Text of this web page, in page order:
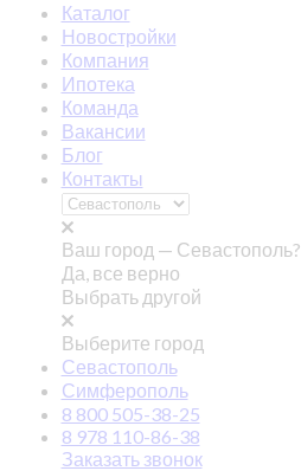
Каталог
Новостройки
Компания
Ипотека
Команда
Вакансии
Блог
Контакты
Ваш город — Севастополь?
Да, все верно
Выбрать другой
Выберите город
Севастополь
Симферополь
8 800 505-38-25
8 978 110-86-38
Заказать звонок